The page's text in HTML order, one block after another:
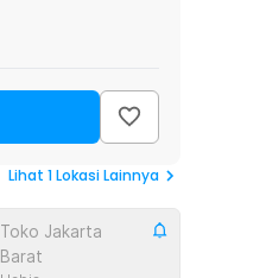
Lihat 1Lokasi Lainnya
Toko Jakarta
Barat